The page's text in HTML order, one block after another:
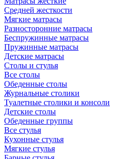
Средней жесткости
Мягкие матрасы
Разносторонние матрасы
Беспружинные матрасы
Пружинные матрасы
Детские матрасы
Столы и стулья
Все столы
Обеденные столы
Журнальные столики
Туалетные столики и консоли
Детские столы
Обеденные группы
Все стулья
Кухонные стулья
Мягкие стулья